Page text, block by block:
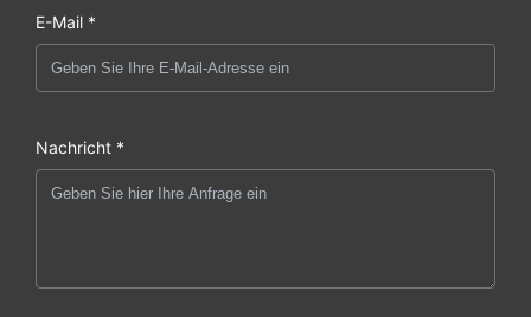
E-Mail *
Nachricht *